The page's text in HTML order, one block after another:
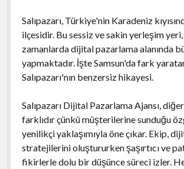
Salıpazarı, Türkiye'nin Karadeniz
ilçesidir. Bu sessiz ve sakin yerleşim
zamanlarda dijital pazarlama alanında
yapmaktadır. İşte Samsun'da fark
Salıpazarı'nın benzersiz hikayesi.
Salıpazarı Dijital Pazarlama Ajansı,
farklıdır çünkü müşterilerine sunduğu
yenilikçi yaklaşımıyla öne çıkar. Ekip,
stratejilerini oluştururken şaşırtıcı ve
fikirlerle dolu bir düşünce süreci izler.